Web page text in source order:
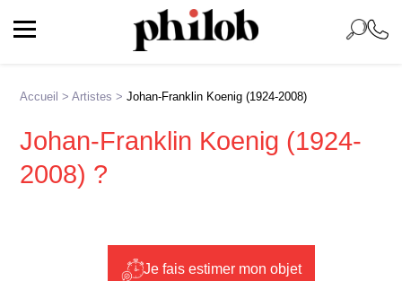
Accueil >Artistes >Johan-Franklin Koenig (1924-2008)
Johan-Franklin Koenig (1924-
2008) ?
Je fais estimer mon objet